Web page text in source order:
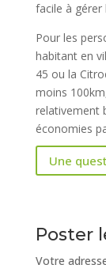
facile à gérer
Pour les
habitant en
45 ou la
moins
relativement
économies
Une
Poster
Votre